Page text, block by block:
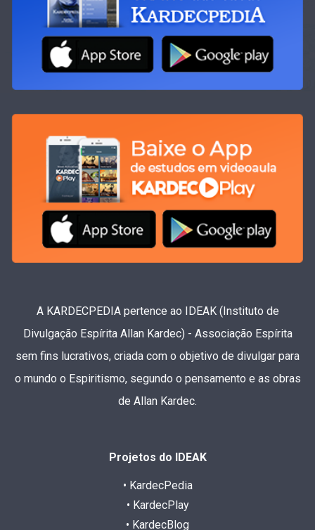
A KARDECPEDIA pertence ao IDEAK (Instituto de
Divulgação Espírita Allan Kardec) - Associação Espírita
sem fins lucrativos, criada com o objetivo de divulgar para
o mundo o Espiritismo, segundo o pensamento e as obras
de Allan Kardec.
Projetos do IDEAK
• KardecPedia
• KardecPlay
• KardecBlog